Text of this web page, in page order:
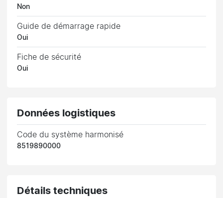
Non
Guide de démarrage rapide
Oui
Fiche de sécurité
Oui
Données logistiques
Code du système harmonisé
8519890000
Détails techniques